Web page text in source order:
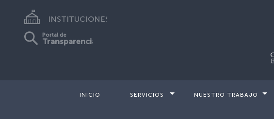
INSTITUCIONES
Portal de
Transparencia
INICIO SERVICIOS NUESTRO TRABAJO